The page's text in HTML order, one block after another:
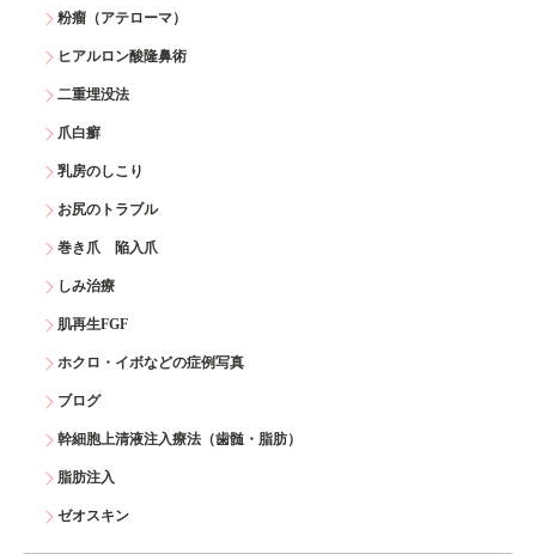
粉瘤（アテローマ）
ヒアルロン酸隆鼻術
二重埋没法
爪白癬
乳房のしこり
お尻のトラブル
巻き爪 陥入爪
しみ治療
肌再生FGF
ホクロ・イボなどの症例写真
ブログ
幹細胞上清液注入療法（歯髄・脂肪）
脂肪注入
ゼオスキン